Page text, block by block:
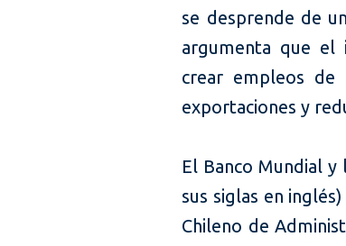
se desprende de
argumenta que el
crear empleos
exportaciones y
El Banco Mundial y
sus siglas en
Chileno de